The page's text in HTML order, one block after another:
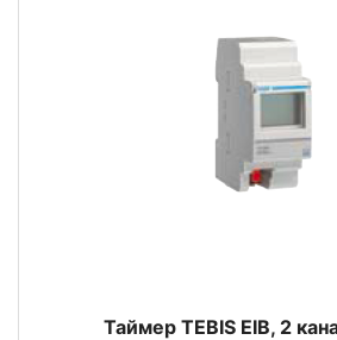
Таймер TEBIS EIB, 2